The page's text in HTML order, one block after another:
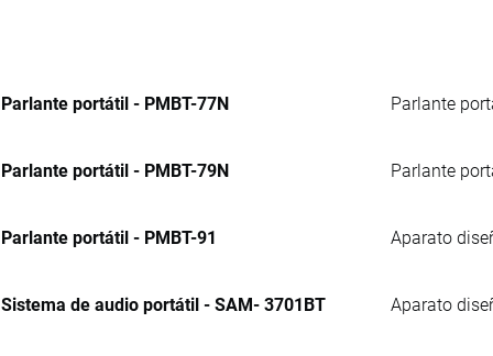
Parlante portátil - PMBT-77N Parlante
Parlante portátil - PMBT-79N Parlante
Parlante portátil - PMBT-91 Aparato
Sistema de audio portátil - SAM- 3701BT Aparato